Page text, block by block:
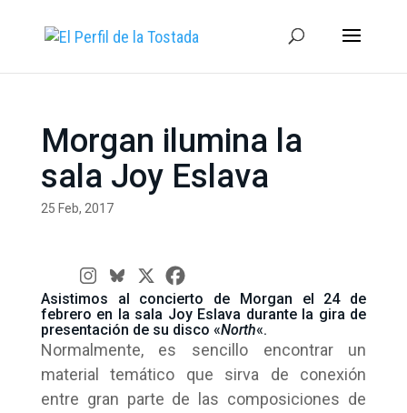
Morgan ilumina la
sala Joy Eslava
25 Feb, 2017
Asistimos al concierto de Morgan el 24 de
febrero en la sala Joy Eslava durante la gira de
presentación de su disco «North«.
Normalmente, es sencillo encontrar un
material temático que sirva de conexión
entre gran parte de las composiciones de